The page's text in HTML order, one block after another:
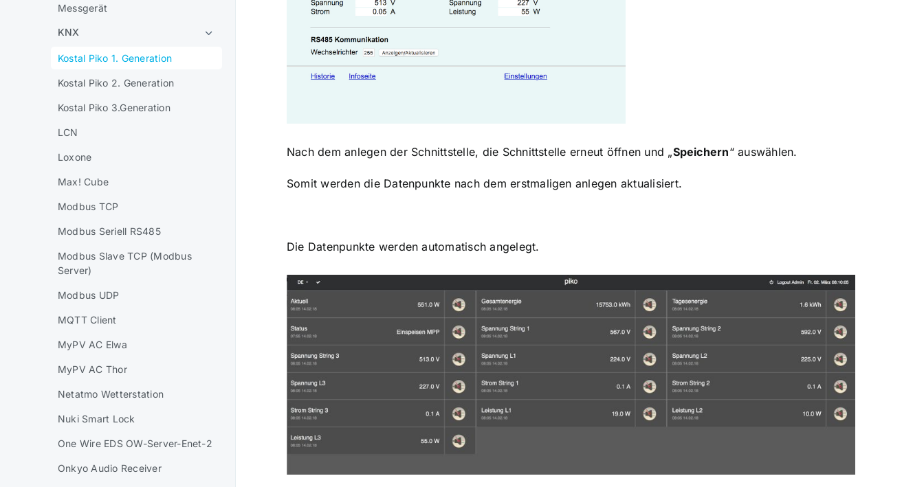
Messgerät
KNX
Kostal Piko 1. Generation
Kostal Piko 2. Generation
Kostal Piko 3.Generation
LCN
Loxone
Max! Cube
Modbus TCP
Modbus Seriell RS485
Modbus Slave TCP (Modbus
Server)
Modbus UDP
MQTT Client
MyPV AC Elwa
MyPV AC Thor
Netatmo Wetterstation
Nuki Smart Lock
One Wire EDS OW-Server-Enet-2
Onkyo Audio Receiver
Nach dem anlegen der Schnittstelle, die Schnittstelle erneut öffnen und „Speichern“ auswählen.
Somit werden die Datenpunkte nach dem erstmaligen anlegen aktualisiert.
Die Datenpunkte werden automatisch angelegt.